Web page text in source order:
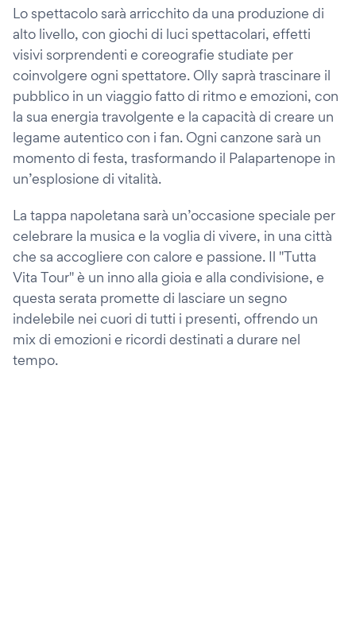
Lo spettacolo sarà arricchito da una produzione di
alto livello, con giochi di luci spettacolari, effetti
visivi sorprendenti e coreografie studiate per
coinvolgere ogni spettatore. Olly saprà trascinare il
pubblico in un viaggio fatto di ritmo e emozioni, con
la sua energia travolgente e la capacità di creare un
legame autentico con i fan. Ogni canzone sarà un
momento di festa, trasformando il Palapartenope in
un’esplosione di vitalità.
La tappa napoletana sarà un’occasione speciale per
celebrare la musica e la voglia di vivere, in una città
che sa accogliere con calore e passione. Il "Tutta
Vita Tour" è un inno alla gioia e alla condivisione, e
questa serata promette di lasciare un segno
indelebile nei cuori di tutti i presenti, offrendo un
mix di emozioni e ricordi destinati a durare nel
tempo.